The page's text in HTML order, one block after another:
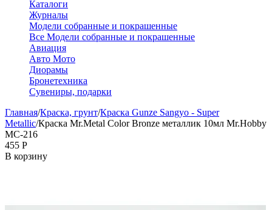
Каталоги
Журналы
Модели собранные и покрашенные
Все Модели собранные и покрашенные
Авиация
Авто Мото
Диорамы
Бронетехника
Сувениры, подарки
Главная/Краска, грунт/Краска Gunze Sangyo - Super
Metallic/Краска Mr.Metal Color Bronze металлик 10мл Mr.Hobby
MC-216
‍455‍ Р
В корзину